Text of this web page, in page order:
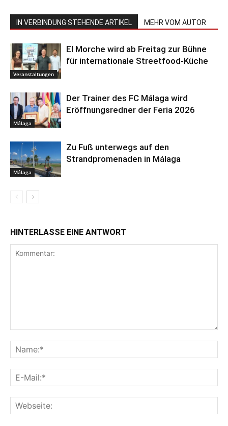
IN VERBINDUNG STEHENDE ARTIKEL MEHR VOM AUTOR
Veranstaltungen
El Morche wird ab Freitag zur Bühne
für internationale Streetfood-Küche
Málaga
Der Trainer des FC Málaga wird
Eröffnungsredner der Feria 2026
Málaga
Zu Fuß unterwegs auf den
Strandpromenaden in Málaga
HINTERLASSE EINE ANTWORT